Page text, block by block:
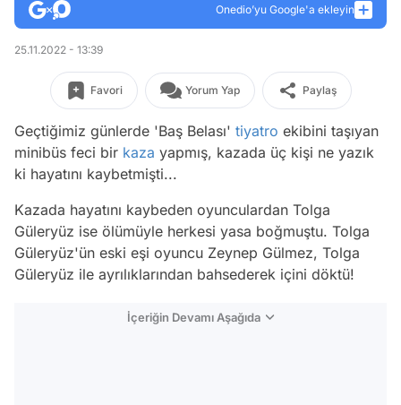
Onedio’yu Google'a ekleyin
25.11.2022 - 13:39
Favori Yorum Yap Paylaş
Geçtiğimiz günlerde 'Baş Belası' tiyatro ekibini taşıyan
minibüs feci bir kaza yapmış, kazada üç kişi ne yazık
ki hayatını kaybetmişti...
Kazada hayatını kaybeden oyunculardan Tolga
Güleryüz ise ölümüyle herkesi yasa boğmuştu. Tolga
Güleryüz'ün eski eşi oyuncu Zeynep Gülmez, Tolga
Güleryüz ile ayrılıklarından bahsederek içini döktü!
İçeriğin Devamı Aşağıda